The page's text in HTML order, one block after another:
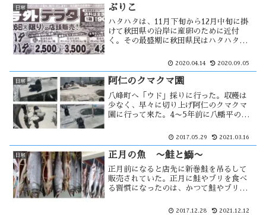
で驚きました。仕出し業の斜陽の原因
日常 ぶりこ
ハタハタは、11月下旬から12月中旬に掛
けて秋田県の沿岸に産卵のために近付
く。その最盛期に秋田県民はハタハタを
価値のあるのが「ぶりこ」と呼ばれる卵
値に大きな違いがある。
2020.04.14 2020.09.05
日常 阿仁のクマクマ園
八峰町へ「ウド」採りに行った。収穫は
少なく、早々に切り上げ阿仁のクマクマ
園に行って来た。4〜5年前に八幡平のク
がクマクマ園に引き取られた。檻越しに
は猛獣である。今年初の死亡事故が・・
2017.05.29 2021.03.16
日常 正月の魚 〜鮭と鰤〜
正月前になると店先に新巻鮭を吊るして
販売されていた。正月に鮭やブリを食べ
る習慣になったのは、かつて鮭やブリが
に捕れる大型魚であったための様です。
2017.12.28 2021.12.12